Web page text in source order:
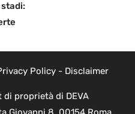
Policy- Disclaimer
proprietà di DEVA